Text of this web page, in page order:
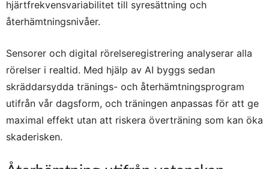
hjärtfrekvensvariabilitet till syresättning och
återhämtningsnivåer.
Sensorer och digital rörelseregistrering analyserar alla
rörelser i realtid. Med hjälp av AI byggs sedan
skräddarsydda tränings- och återhämtningsprogram
utifrån vår dagsform, och träningen anpassas för att ge
maximal effekt utan att riskera överträning som kan öka
skaderisken.